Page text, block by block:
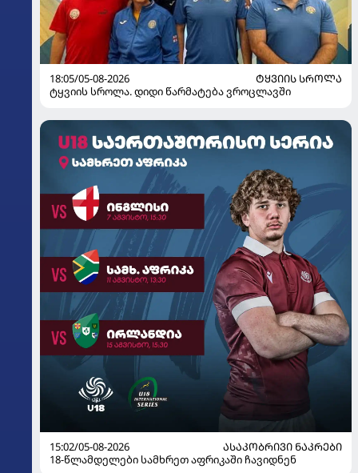
18:05/05-08-2026
ᲢᲧᲕᲘᲘᲡ ᲡᲠᲝᲚᲐ
ტყვიის სროლა. დიდი წარმატება ვროცლავში
15:02/05-08-2026
ᲐᲡᲐᲙᲝᲑᲠᲘᲕᲘ ᲜᲐᲙᲠᲔᲑᲘ
18-წლამდელები სამხრეთ აფრიკაში ჩავიდნენ